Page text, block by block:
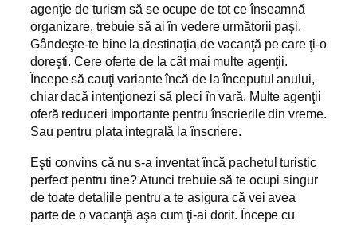
agenţie de turism să se ocupe de tot ce înseamnă
organizare, trebuie să ai în vedere următorii paşi.
Gândeşte-te bine la destinaţia de vacanţă pe care ţi-o
doreşti. Cere oferte de la cât mai multe agenţii.
Începe să cauţi variante încă de la începutul anului,
chiar dacă intenţionezi să pleci în vară. Multe agenţii
oferă reduceri importante pentru înscrierile din vreme.
Sau pentru plata integrală la înscriere.
Eşti convins că nu s-a inventat încă pachetul turistic
perfect pentru tine? Atunci trebuie să te ocupi singur
de toate detaliile pentru a te asigura că vei avea
parte de o vacanţă aşa cum ţi-ai dorit. Începe cu